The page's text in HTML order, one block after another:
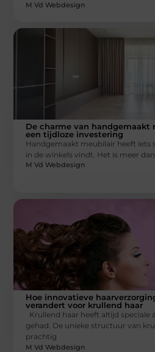
M Vd Webdesign
De charme van handgemaakt
een tijdloze investering
Handgemaakt meubilair heeft iets
in de winkels vindt. Het is meer
M Vd Webdesign
Hoe innovatieve
verandert voor krullend haar
Krullend haar heeft altijd speciale
gehad. De unieke structuur van
prachtig
M Vd Webdesign